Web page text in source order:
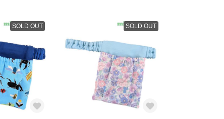
SOLD OUT SOLD OUT